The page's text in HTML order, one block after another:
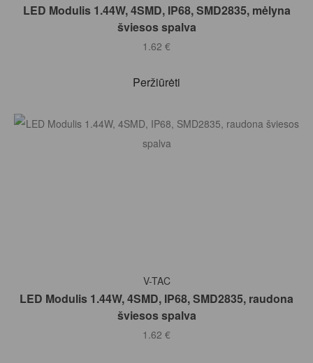
LED Modulis 1.44W, 4SMD, IP68, SMD2835, mėlyna
šviesos spalva
1.62 €
Peržiūrėti
Į KREPŠELĮ
V-TAC
LED Modulis 1.44W, 4SMD, IP68, SMD2835, raudona
šviesos spalva
1.62 €